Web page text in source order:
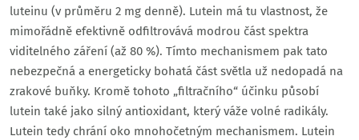
luteinu (v průměru 2 mg denně). Lutein má tu vlastnost, že
mimořádně efektivně odfiltrovává modrou část spektra
viditelného záření (až 80 %). Tímto mechanismem pak tato
nebezpečná a energeticky bohatá část světla už nedopadá na
zrakové buňky. Kromě tohoto „filtračního“ účinku působí
lutein také jako silný antioxidant, který váže volné radikály.
Lutein tedy chrání oko mnohočetným mechanismem. Lutein